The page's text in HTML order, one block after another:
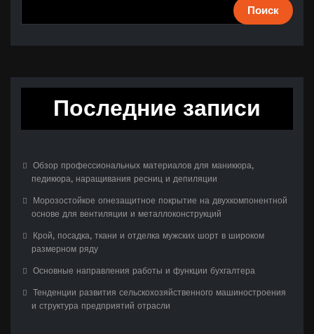
Поиск
Последние записи
Обзор профессиональных материалов для маникюра,
педикюра, наращивания ресниц и депиляции
Морозостойкое огнезащитное покрытие на двухкомпонентной
основе для вентиляции и металлоконструкций
Крой, посадка, ткани и отделка мужских шорт в широком
размерном ряду
Основные направления работы и функции бухгалтера
Тенденции развития сельскохозяйственного машиностроения
и структура предприятий отрасли